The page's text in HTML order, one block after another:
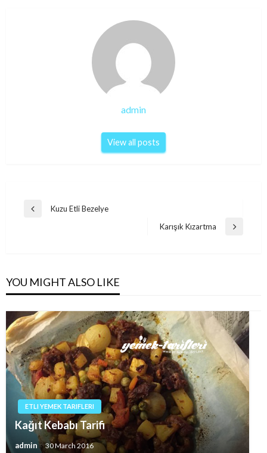
admin
View all posts
Post
Previous
Kuzu Etli Bezelye
Next
Karışık Kızartma
YOU MIGHT ALSO LIKE
ETLI YEMEK TARIFLERI
Kağıt Kebabı Tarifi
admin 30 March 2016